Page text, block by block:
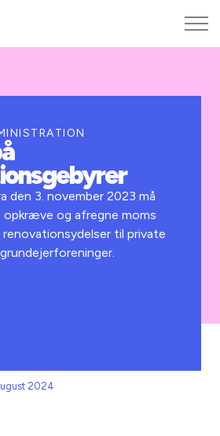
den 3. november 2023 må
opkræve og afregne moms
til private
2024